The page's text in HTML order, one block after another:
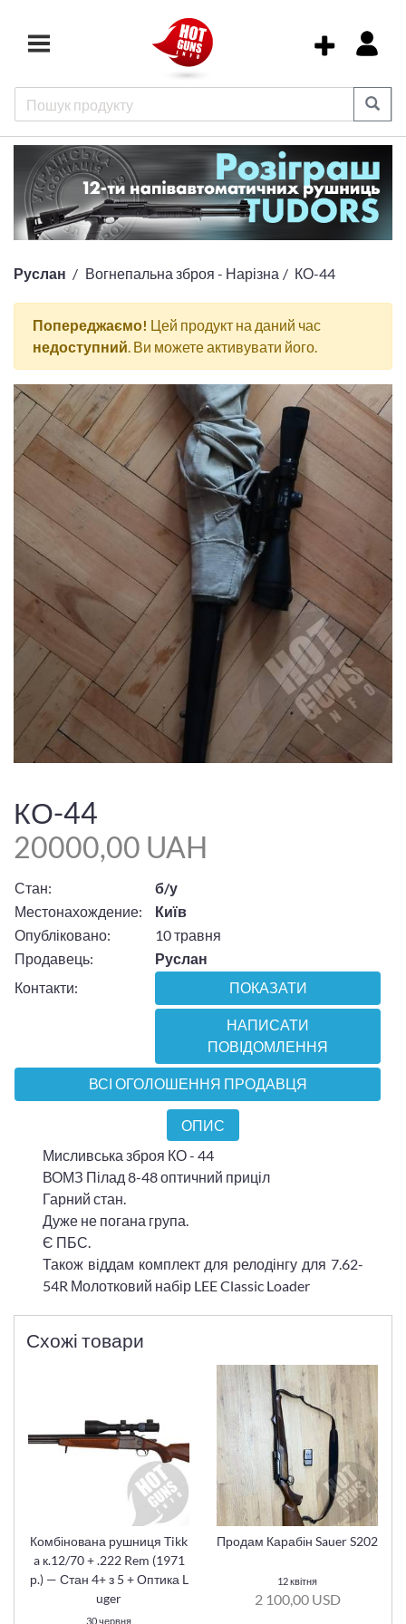
Руслан Вогнепальна зброя - Нарізна КО-44
Попереджаємо! Цей продукт на даний час
недоступний. Ви можете активувати його.
КО-44
20000,00 UAH
Стан:
б/у
Местонахождение:
Київ
Опубліковано:
10 травня
Продавець:
Руслан
Контакти:
ПОКАЗАТИ
НАПИСАТИ
ПОВІДОМЛЕННЯ
ВСІ ОГОЛОШЕННЯ ПРОДАВЦЯ
ОПИС
Мисливська зброя КО - 44
ВОМЗ Пілад 8-48 оптичний приціл
Гарний стан.
Дуже не погана група.
Є ПБС.
Також віддам комплект для релодінгу для 7.62-
54R Молотковий набір LEE Classic Loader
Схожі товари
Комбінована рушниця Tikk
a к.12/70 + .222 Rem (1971
р.) — Стан 4+ з 5 + Оптика L
uger
30 червня
Продам Карабін Sauer S202
12 квітня
2 100,00 USD